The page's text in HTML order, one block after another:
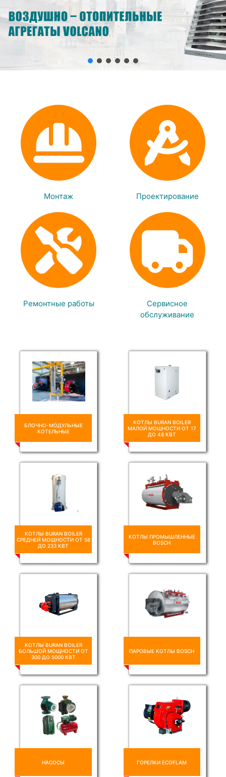
Монтаж Проектирование
Ремонтные работы
Сервисное
обслуживание
БЛОЧНО-МОДУЛЬНЫЕ
КОТЕЛЬНЫЕ
КОТЛЫ BURAN BOILER
МАЛОЙ МОЩНОСТИ ОТ 17
ДО 48 КВТ
КОТЛЫ BURAN BOILER
СРЕДНЕЙ МОЩНОСТИ ОТ 58
ДО 233 КВТ
КОТЛЫ ПРОМЫШЛЕННЫЕ
BOSCH
КОТЛЫ BURAN BOILER
БОЛЬШОЙ МОЩНОСТИ ОТ
300 ДО 5000 КВТ
ПАРОВЫЕ КОТЛЫ BOSCH
НАСОСЫ ГОРЕЛКИ ECOFLAM